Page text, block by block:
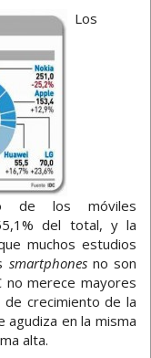
Los
de los móviles
del total, y la
muchos estudios
smartphonesno son
no merece mayores
crecimiento de la
agudiza en la misma
alta.